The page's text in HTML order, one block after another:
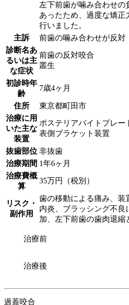
左下前歯が噛み合わせ
あったため、過度な矯正
行いました。
主訴
前歯の噛み合わせが反対
診断名あ
るいは主
な症状
前歯の反対咬合
叢生
初診時年
齢
7歳4ヶ月
住所
東京都町田市
治療に用
いた主な
装置
ポステリアバイトプレー
表側ブラケット装置
抜歯部位 非抜歯
治療期間 1年6ヶ月
治療費概
算
35万円（税別）
リスク・
副作用
歯の移動による痛み、装
内炎、ブラッシング不良
加、左下前歯の歯肉退縮
治療前
治療後
過蓋咬合